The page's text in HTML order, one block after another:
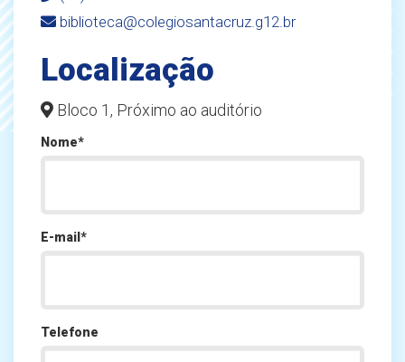
biblioteca@colegiosantacruz.g12.br
Localização
Bloco 1, Próximo ao auditório
Nome*
E-mail*
Telefone